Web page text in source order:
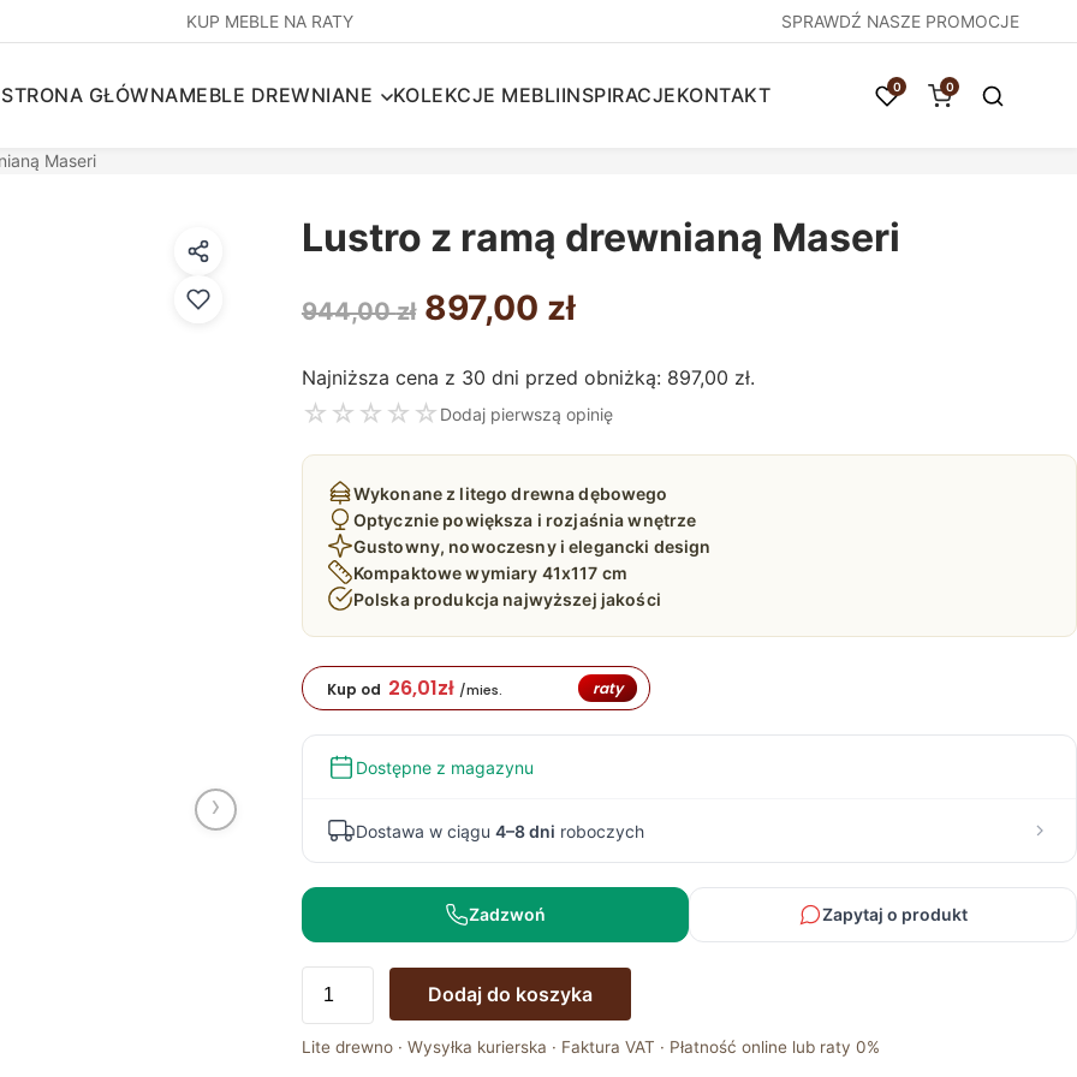
KUP MEBLE NA RATY SPRAWDŹ NASZE PROMOCJE
STRONA GŁÓWNAMEBLE DREWNIANE KOLEKCJE MEBLIINSPIRACJEKONTAKT 0 0
Maseri
›
Lustro z ramą drewnianą Maseri
944,00zł Pierwotna
cena
wynosiła:
944,00 zł.
897,00 złAktualna
cena
wynosi:
897,00 zł.
Najniższa cena z 30 dni przed obniżką: 897,00 zł.
☆ ☆ ☆ ☆ ☆ Dodaj pierwszą opinię
Wykonane z litego drewna dębowego
Optycznie powiększa i rozjaśnia wnętrze
Gustowny, nowoczesny i elegancki design
Kompaktowe wymiary 41x117 cm
Polska produkcja najwyższej jakości
Kup od 26,01zł /mies. raty
Dostępne z magazynu
Dostawa w ciągu 4–8 dni roboczych
Zadzwoń Zapytaj o produkt
z
Dodaj do koszyka
Lite drewno · Wysyłka kurierska · Faktura VAT · Płatność online lub raty 0%